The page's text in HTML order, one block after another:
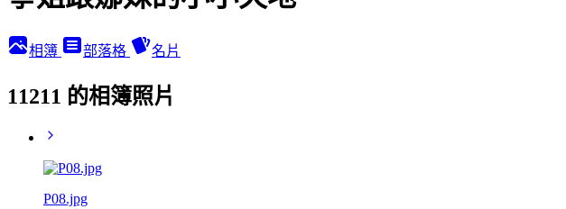
相簿 部落格 名片
11211 的相簿照片
P08.jpg